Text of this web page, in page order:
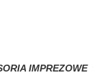
IMPREZOWE